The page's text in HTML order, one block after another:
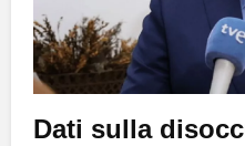
Dati sulla